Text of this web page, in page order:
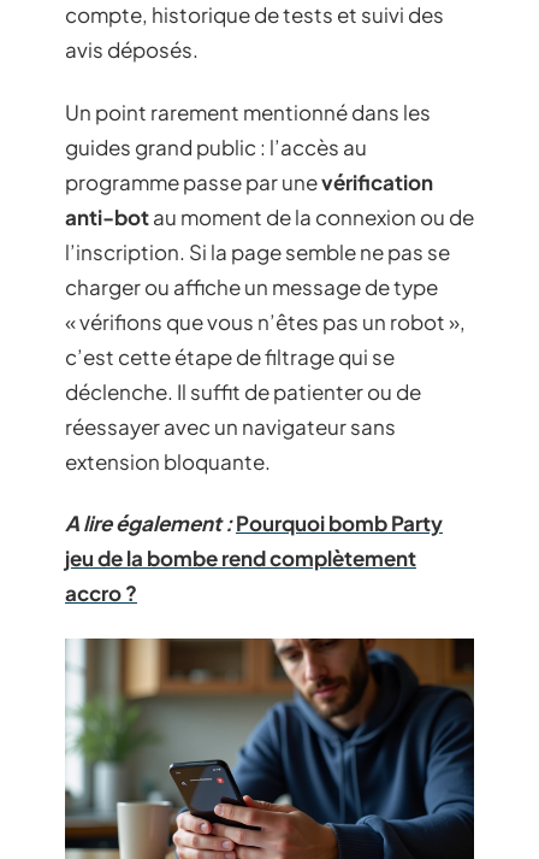
compte, historique de tests et suivi des
avis déposés.
Un point rarement mentionné dans les
guides grand public : l’accès au
programme passe par unevérification
anti-botau moment de la connexion ou de
l’inscription. Si la page semble ne pas se
charger ou affiche un message de type
« vérifions que vous n’êtes pas un robot »,
c’est cette étape de filtrage qui se
déclenche. Il suffit de patienter ou de
réessayer avec un navigateur sans
extension bloquante.
A lire également :Pourquoi bomb Party
jeu de la bombe rend complètement
accro ?